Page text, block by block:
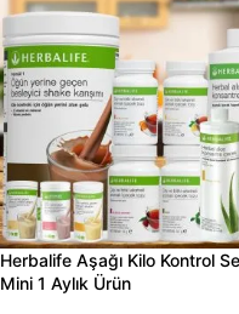
Herbalife Aşağı Kilo Kontrol
Mini 1 Aylık Ürün